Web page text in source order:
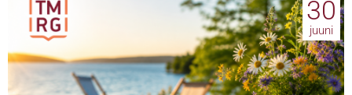
30
juuni